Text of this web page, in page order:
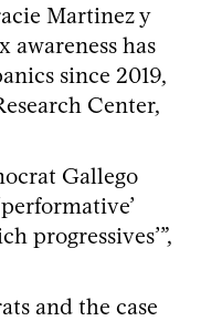
Martinez y
awareness has
since 2019,
Center,
Gallego
progressives’”,
and the case